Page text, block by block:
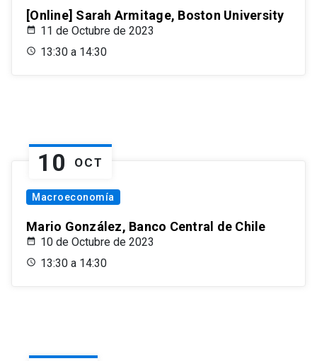
[Online] Sarah Armitage, Boston University
11 de Octubre de 2023
13:30 a 14:30
10 OCT
Macroeconomía
Mario González, Banco Central de Chile
10 de Octubre de 2023
13:30 a 14:30